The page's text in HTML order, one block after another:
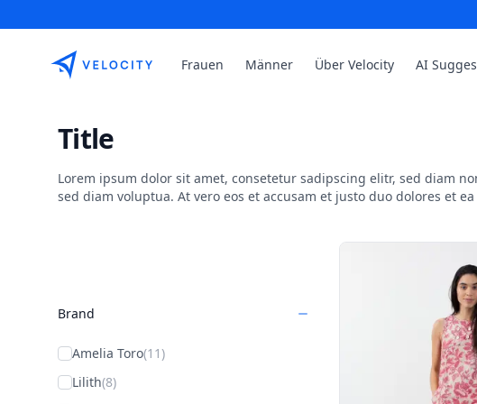
Etribes Connect GmbHFrauen Männer Über Velocity AI
Title
Lorem ipsum dolor sit amet, consetetur sadipscing elitr, sed diam
sed diam voluptua. At vero eos et accusam et justo duo dolores et
Brand
Amelia Toro(11)
Lilith(8)